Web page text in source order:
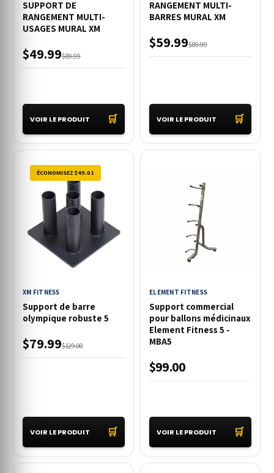
SUPPORT DE
RANGEMENT MULTI-
USAGES MURAL XM
$89.99
$49.99
VOIR LE PRODUIT 🛒
RANGEMENT MULTI-
BARRES MURAL XM
$89.99
$59.99
VOIR LE PRODUIT 🛒
ÉCONOMISEZ $49.01
XM FITNESS
Support de barre
olympique robuste 5
$129.00
$79.99
VOIR LE PRODUIT 🛒
ELEMENT FITNESS
Support commercial
pour ballons médicinaux
Element Fitness 5 -
MBA5
$99.00
VOIR LE PRODUIT 🛒